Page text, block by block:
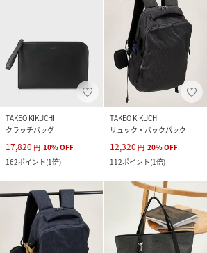
TAKEO KIKUCHI
クラッチバッグ
17,820 円 10%OFF
162ポイント(1倍)
TAKEO KIKUCHI
リュック・バックパック
12,320 円 20%OFF
112ポイント(1倍)